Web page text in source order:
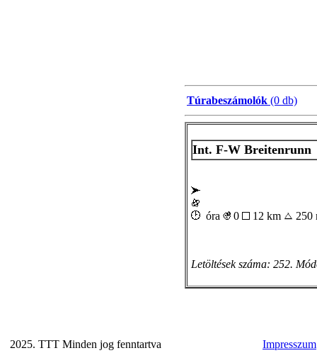
Túrabeszámolók (0 db)
Int. F-W Breitenrunn
óra 0 12 km 250
Letöltések száma: 252.
2025. TTT Minden jog fenntartva Impresszum